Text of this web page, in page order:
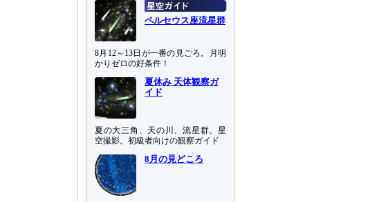
ペルセウス座流星群
8月12～13日が一番の見ごろ。月明
かりゼロの好条件！
夏休み 天体観察ガ
イド
夏の大三角、天の川、流星群、星
空撮影。初級者向けの観察ガイド
8月の見どころ